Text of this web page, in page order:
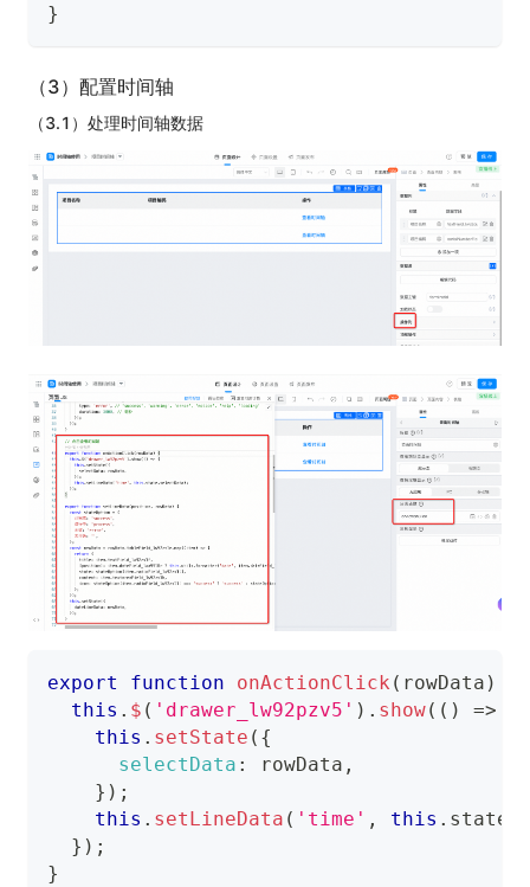
}
（3）配置时间轴
（3.1）处理时间轴数据
export function onActionClick ( rowData )
this . $ ( 'drawer_lw92pzv5' ) . show( ( ) =>
this . setState ( {
selectData : rowData ,
} ) ;
this . setLineData ( 'time' , this . state
} ) ;
}